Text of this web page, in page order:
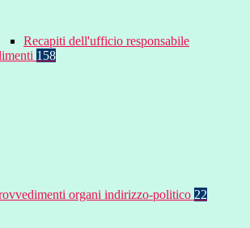
Recapiti dell'ufficio responsabile
158
organi indirizzo-politico 22